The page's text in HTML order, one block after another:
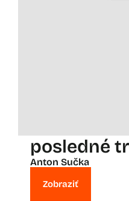
posledné
Anton Sučka
Zobraziť